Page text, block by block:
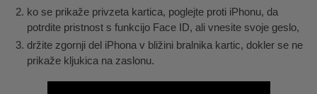
ko se prikaže privzeta kartica, poglejte proti iPhonu, da
potrdite pristnost s funkcijo Face ID, ali vnesite svoje geslo,
držite zgornji del iPhona v bližini bralnika kartic, dokler se ne
prikaže kljukica na zaslonu.